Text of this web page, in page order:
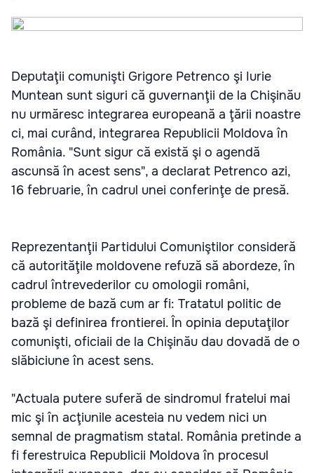
Deputaţii comunişti Grigore Petrenco şi Iurie
Muntean sunt siguri că guvernanţii de la Chişinău
nu urmăresc integrarea europeană a ţării noastre
ci, mai curând, integrarea Republicii Moldova în
România. "Sunt sigur că există şi o agendă
ascunsă în acest sens", a declarat Petrenco azi,
16 februarie, în cadrul unei conferinţe de presă.
Reprezentanţii Partidului Comuniştilor consideră
că autorităţile moldovene refuză să abordeze, în
cadrul întrevederilor cu omologii români,
probleme de bază cum ar fi: Tratatul politic de
bază şi definirea frontierei. În opinia deputaţilor
comunişti, oficiaii de la Chişinău dau dovadă de o
slăbiciune în acest sens.
"Actuala putere suferă de sindromul fratelui mai
mic şi în acţiunile acesteia nu vedem nici un
semnal de pragmatism statal. România pretinde a
fi ferestruica Republicii Moldova în procesul